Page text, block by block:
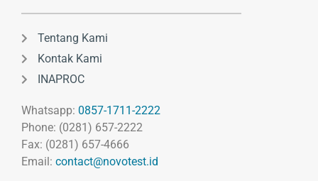
Tentang Kami
Kontak Kami
INAPROC
Whatsapp: 0857-1711-2222
Phone: (0281) 657-2222
Fax: (0281) 657-4666
Email: contact@novotest.id